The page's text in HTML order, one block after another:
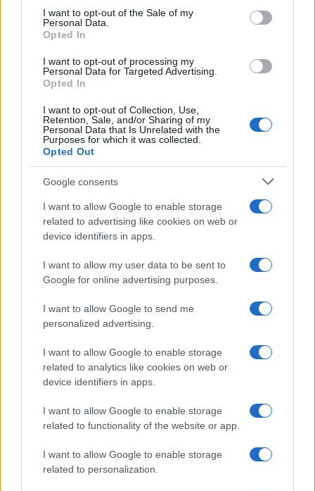
consent section.
I want to opt-out of the Sale of my
Personal Data.
Opted In
I want to opt-out of processing my
Personal Data for Targeted Advertising.
Opted In
I want to opt-out of Collection, Use,
Retention, Sale, and/or Sharing of my
Personal Data that Is Unrelated with the
Purposes for which it was collected.
Opted Out
Google consents
I want to allow Google to enable storage
related to advertising like cookies on web or
device identifiers in apps.
I want to allow my user data to be sent to
Google for online advertising purposes.
I want to allow Google to send me
personalized advertising.
I want to allow Google to enable storage
related to analytics like cookies on web or
device identifiers in apps.
I want to allow Google to enable storage
related to functionality of the website or app.
I want to allow Google to enable storage
related to personalization.
La lutte contre le terrorisme semble peu affectée.
Depuis son lancement en 2019, la base d’Agadez aux
100 millions de dollars (92 millions d’euros), a fourni un
accès aux drones et avions américains pour effectuer des
missions de reconnaissance et d’intelligence dans une
zone où de nombreux groupes armés sont présents. L’arrêt
la lutte contre le terrorisme. Cependant, selon Michael
Shurkin, cette absence sera minime puisque son principal
rôle était de recueillir des informations pour les Français.
À la différence des Français, les troupes américaines
depuis l’embuscade de Tongo Tongo, qui a résulté en la
mort de quatre militaires en 2017.
Après le Mali et le Burkina Faso, le Niger est la troisième
nation du Sahel dirigée par des militaires qui a mis fin à
certains de leurs accords militaires avec leurs alliés
occidentaux. Comme ses voisins, avec lesquels il a formé
l’Alliance des États du Sahel (AES), Niamey s’est
également tourné vers la Russie pour un partenariat. En